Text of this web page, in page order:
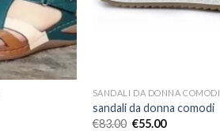
SANDALI DA DONNA COMODI
sandali da donna comodi
€83.00 €55.00